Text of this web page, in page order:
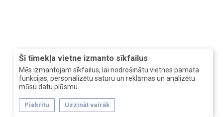
Šī tīmekļa vietne izmanto sīkfailus
Mēs izmantojam sīkfailus, lai nodrošinātu vietnes pamata
funkcijas, personalizētu saturu un reklāmas un analizētu
mūsu datu plūsmu.
Piekrītu Uzzināt vairāk